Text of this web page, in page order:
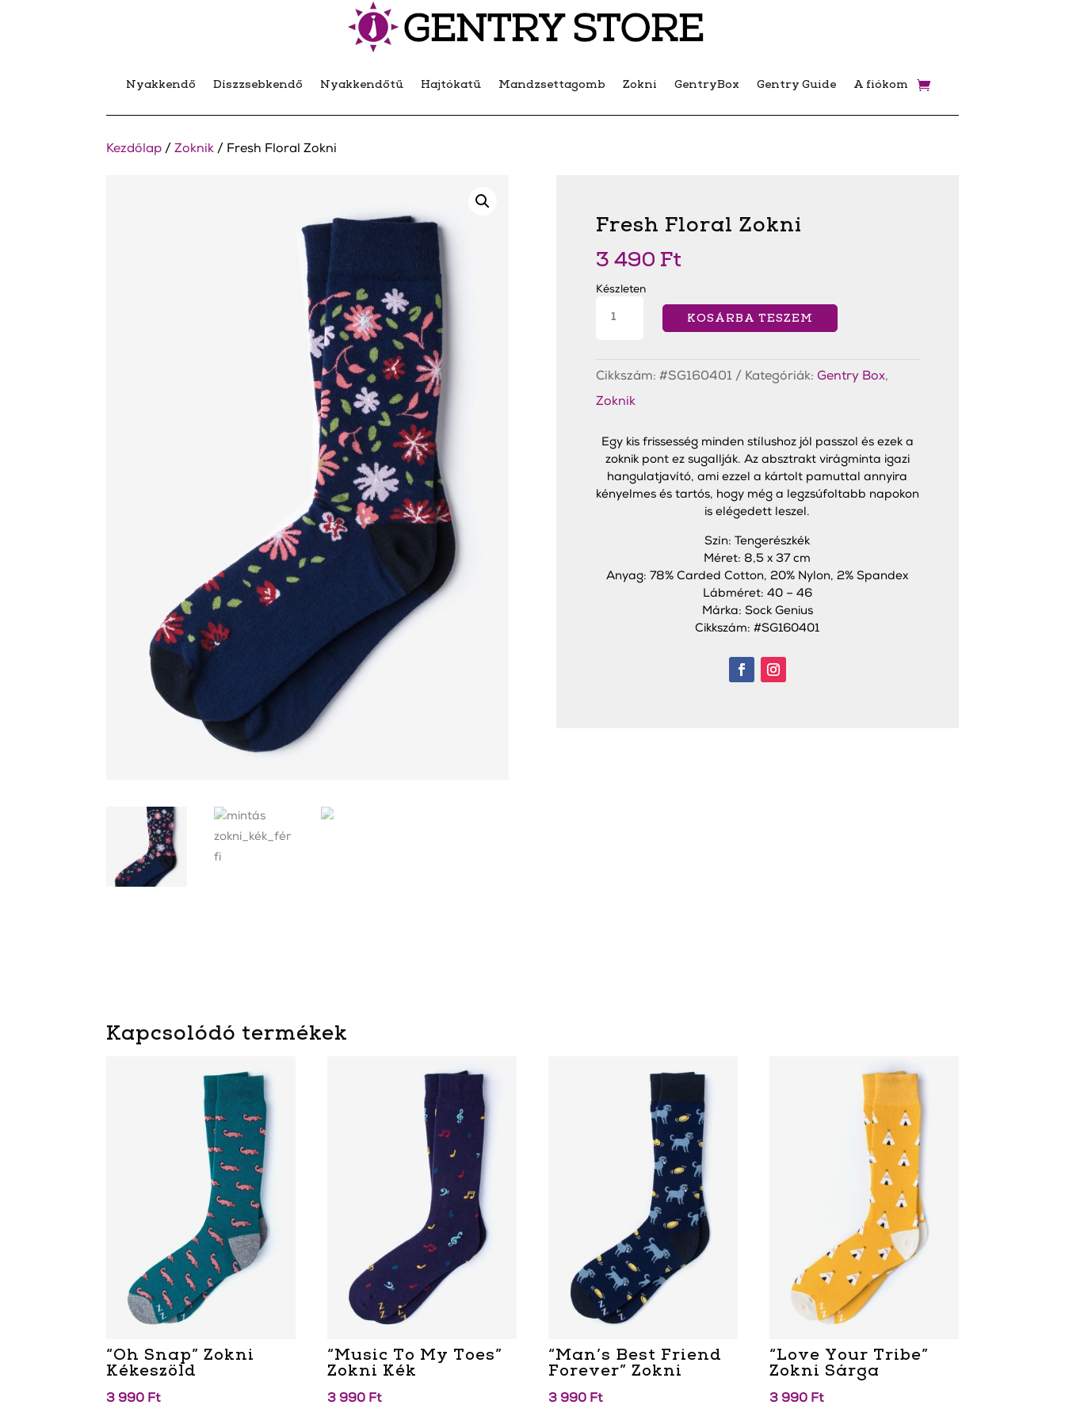
Nyakkendő Díszzsebkendő Nyakkendőtű Hajtókatű Mandzsettagomb Zokni GentryBox Gentry Guide A fiókom
Kezdőlap /Zoknik / Fresh Floral Zokni
Fresh Floral Zokni
3 490 Ft
Készleten
Floral
KOSÁRBA TESZEM
Cikkszám: #SG160401 Kategóriák: Gentry Box,
Zoknik
Egy kis frissesség minden stílushoz jól passzol és ezek a
zoknik pont ez sugallják. Az absztrakt virágminta igazi
hangulatjavító, ami ezzel a kártolt pamuttal annyira
kényelmes és tartós, hogy még a legzsúfoltabb napokon
is elégedett leszel.
Szín: Tengerészkék
Méret: 8,5 x 37 cm
Anyag: 78% Carded Cotton, 20% Nylon, 2% Spandex
Lábméret: 40 – 46
Márka: Sock Genius
Cikkszám: #SG160401
Kapcsolódó termékek
“Oh Snap” Zokni
Kékeszöld
3 990 Ft
“Music To My Toes”
Zokni Kék
3 990 Ft
“Man’s Best Friend
Forever” Zokni
3 990 Ft
“Love Your Tribe”
Zokni Sárga
3 990 Ft